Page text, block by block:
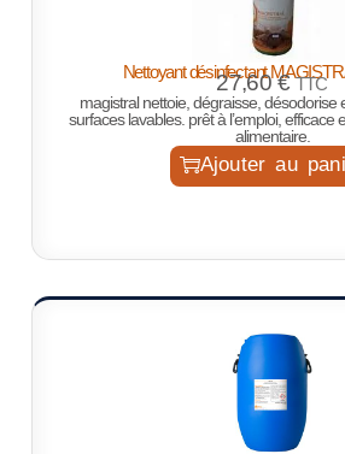
Nettoyant désinfectant
27,60€ TTC
magistral nettoie, dégraisse, désodorise
surfaces lavables. prêt à l’emploi, efficace
alimentaire.
Ajouter au